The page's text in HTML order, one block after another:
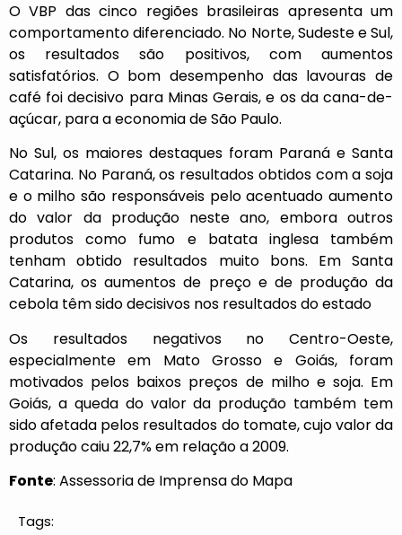
O VBP das cinco regiões brasileiras apresenta um
comportamento diferenciado. No Norte, Sudeste e Sul,
os resultados são positivos, com aumentos
satisfatórios. O bom desempenho das lavouras de
café foi decisivo para Minas Gerais, e os da cana-de-
açúcar, para a economia de São Paulo.
No Sul, os maiores destaques foram Paraná e Santa
Catarina. No Paraná, os resultados obtidos com a soja
e o milho são responsáveis pelo acentuado aumento
do valor da produção neste ano, embora outros
produtos como fumo e batata inglesa também
tenham obtido resultados muito bons. Em Santa
Catarina, os aumentos de preço e de produção da
cebola têm sido decisivos nos resultados do estado
Os resultados negativos no Centro-Oeste,
especialmente em Mato Grosso e Goiás, foram
motivados pelos baixos preços de milho e soja. Em
Goiás, a queda do valor da produção também tem
sido afetada pelos resultados do tomate, cujo valor da
produção caiu 22,7% em relação a 2009.
Fonte: Assessoria de Imprensa do Mapa
Tags: